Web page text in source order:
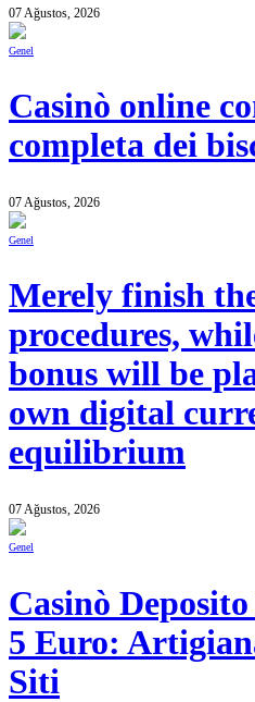
07 Ağustos, 2026
Genel
Casinò online
completa dei
07 Ağustos, 2026
Genel
Merely finish
procedures,
bonus will be
own digital
equilibrium
07 Ağustos, 2026
Genel
Casinò
5 Euro:
Siti